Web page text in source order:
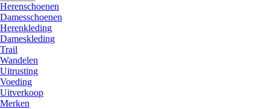
Herenschoenen
Damesschoenen
Herenkleding
Dameskleding
Trail
Wandelen
Uitrusting
Voeding
Uitverkoop
Merken